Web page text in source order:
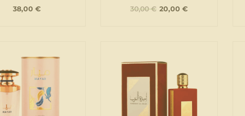
38,00 € 30,00€ 20,00€